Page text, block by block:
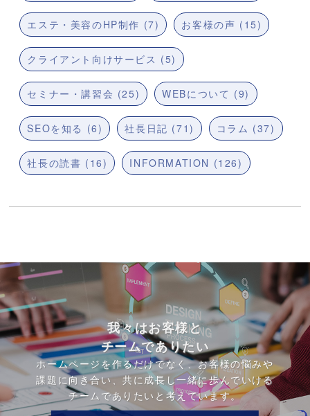
エステ・美容のHP制作 (7) お客様の声 (15)
クライアント向けサービス (5)
セミナー・講習会 (25) WEBについて (9)
SEOを知る (6) 社長日記 (71) コラム (37)
社長の読書 (16) INFORMATION (126)
我々はお客様と
チームでありたい
ホームページを作るだけでなく、お客様の悩みや
課題に向き合い、共に成長し一緒に歩んでいける
チームでありたいと考えています。